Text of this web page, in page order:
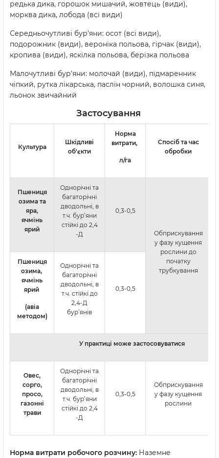
редька дика, горошок мишачий, жовтець (види),
морква дика, лобода (всі види)
Середньочутливі бур’яни: осот (всі види),
подорожник (види), вероніка польова, гірчак (види),
кропива (види), яскілка польова, берізка польова
Малочутливі бур’яни: молочай (види), підмаренник
чіпкий, рутка лікарська, паслін чорний, волошка синя,
льонок звичайний
Застосування
Культура
Шкідливі
об'єкти
Норма
витрати,
л/га
Спосіб та час
обробки
Пшениця
озима та
яра,
ячмінь
ярий
Однорічні та
багаторічні
дводольні, в
т.ч. бур’яни
стійкі до 2,4
-Д
0,3-0,5
Обприскування
у фазу кущення
рослини до
початку
трубкування
Пшениця
озима,
ячмінь
ярий
(авіа
методом)
Однорічні та
багаторічні
дводольні, в
т.ч. стійкі до
2,4-Д
бур’янів
0,3-0,5
У практиці може застосовуватися
Овес,
сорго,
просо,
газонні
трави
Однорічні та
багаторічні
дводольні, в
т.ч. бур’яни
стійкі до 2,4
-Д
0,3-0,5
Обприскування
у фазу кущення
рослини
Норма витрати робочого розчину: Наземне